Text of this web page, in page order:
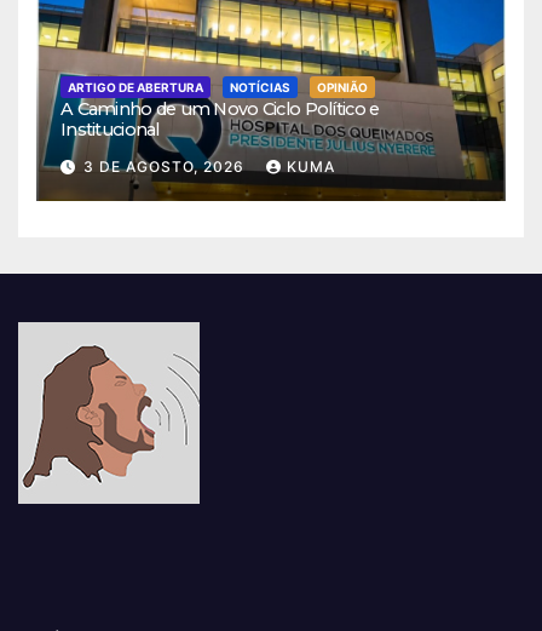
ARTIGO DE ABERTURA NOTÍCIAS OPINIÃO
A Caminho de um Novo Ciclo Político e
Institucional
3 DE AGOSTO, 2026 KUMA